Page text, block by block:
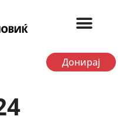
Донирај